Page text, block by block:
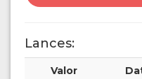
Lances:
Valor